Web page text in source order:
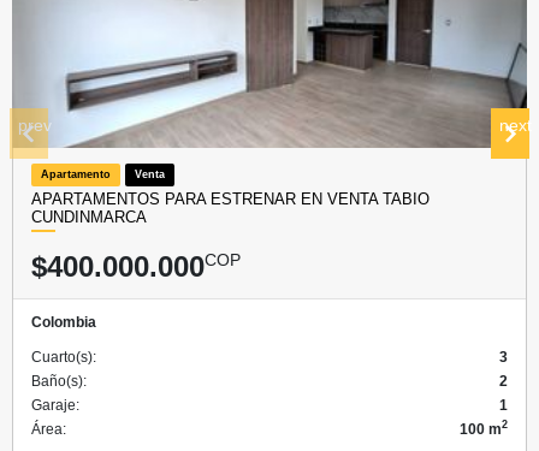
Apartamento Venta
APARTAMENTOS PARA ESTRENAR EN VENTA TABIO
CUNDINMARCA
$400.000.000COP
Colombia
Cuarto(s):
3
Baño(s):
2
Garaje:
1
Área:
100 m2
prev next